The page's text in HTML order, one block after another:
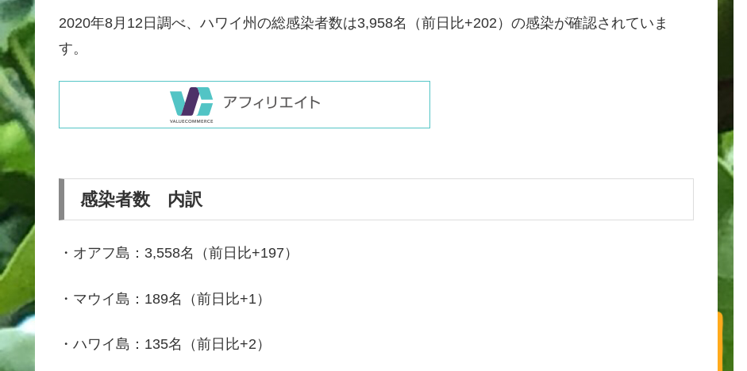
2020年8月12日調べ、ハワイ州の総感染者数は3,958名（前日比+202）の感染が確認されていま
す。
感染者数 内訳
・オアフ島：3,558名（前日比+197）
・マウイ島：189名（前日比+1）
・ハワイ島：135名（前日比+2）